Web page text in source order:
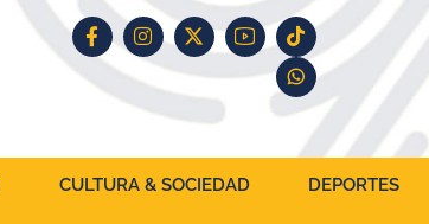
CULTURA & SOCIEDAD DEPORTES